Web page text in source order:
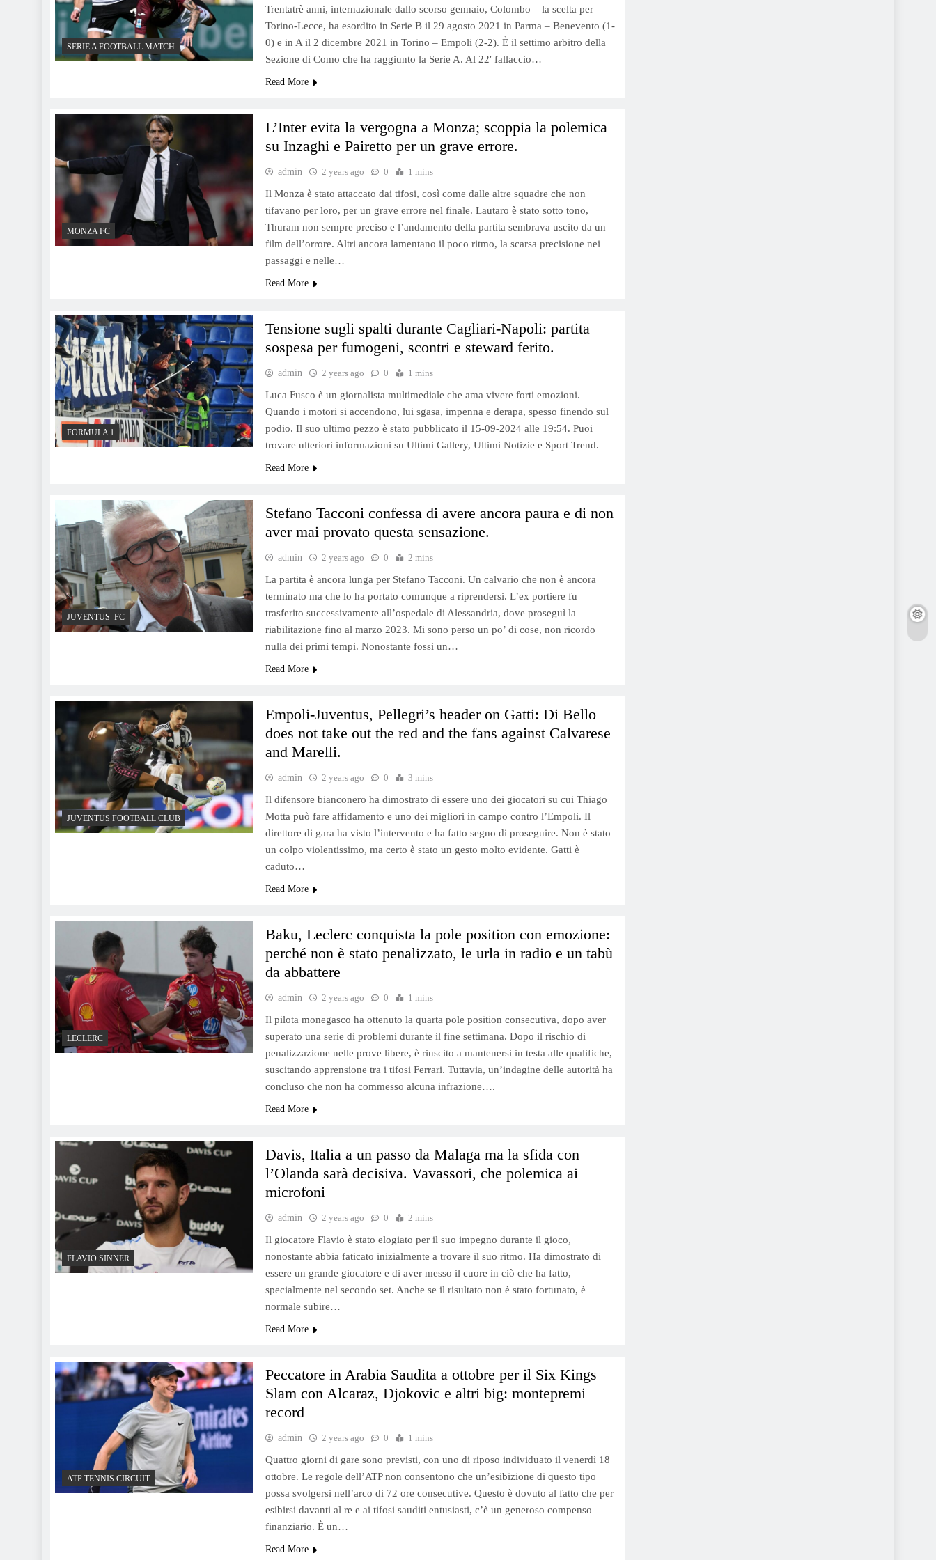
Milán-Roma, polémica en
Juventus: Giuntoli da un
ultimátum a Chiesa,
aumentan las cotizaciones de
Di Gregorio
ragioni dimissioni e traditori.
Sorteggio di Wimbledon:
Euro2024: Formazioni
ufficiali de Croacia e Italia,
Spalletti explica las
novedades en la alineación.
Sinner e Tamberi non
vincono, Jacobs delude. Per
Nielsen l’Italia resta la più
forte.
Il Passo del Mortirolo
Juventus, come cambierà
Thiago Motta con Nico,
Conceicao, Sancho e
Koopmeiners
en Instagram.
Juventus: Giuntoli da un
ultimátum a Chiesa,
aumentan las cotizaciones de
Di Gregorio
SERIE A FOOTBALL MATCH
Trentatrè anni, internazionale dallo scorso gennaio, Colombo – la scelta per
Torino-Lecce, ha esordito in Serie B il 29 agosto 2021 in Parma – Benevento (1-
0) e in A il 2 dicembre 2021 in Torino – Empoli (2-2). Ẻ il settimo arbitro della
Sezione di Como che ha raggiunto la Serie A. Al 22′ fallaccio…
Read More
MONZA FC
L’Inter evita la vergogna a Monza; scoppia la polemica
su Inzaghi e Pairetto per un grave errore.
admin 2 years ago 0 1 mins
Il Monza è stato attaccato dai tifosi, così come dalle altre squadre che non
tifavano per loro, per un grave errore nel finale. Lautaro è stato sotto tono,
Thuram non sempre preciso e l’andamento della partita sembrava uscito da un
film dell’orrore. Altri ancora lamentano il poco ritmo, la scarsa precisione nei
passaggi e nelle…
Read More
FORMULA 1
Tensione sugli spalti durante Cagliari-Napoli: partita
sospesa per fumogeni, scontri e steward ferito.
admin 2 years ago 0 1 mins
Luca Fusco è un giornalista multimediale che ama vivere forti emozioni.
Quando i motori si accendono, lui sgasa, impenna e derapa, spesso finendo sul
podio. Il suo ultimo pezzo è stato pubblicato il 15-09-2024 alle 19:54. Puoi
trovare ulteriori informazioni su Ultimi Gallery, Ultimi Notizie e Sport Trend.
Read More
JUVENTUS_FC
Stefano Tacconi confessa di avere ancora paura e di non
aver mai provato questa sensazione.
admin 2 years ago 0 2 mins
La partita è ancora lunga per Stefano Tacconi. Un calvario che non è ancora
terminato ma che lo ha portato comunque a riprendersi. L’ex portiere fu
trasferito successivamente all’ospedale di Alessandria, dove proseguì la
riabilitazione fino al marzo 2023. Mi sono perso un po’ di cose, non ricordo
nulla dei primi tempi. Nonostante fossi un…
Read More
JUVENTUS FOOTBALL CLUB
Empoli-Juventus, Pellegri’s header on Gatti: Di Bello
does not take out the red and the fans against Calvarese
and Marelli.
admin 2 years ago 0 3 mins
Il difensore bianconero ha dimostrato di essere uno dei giocatori su cui Thiago
Motta può fare affidamento e uno dei migliori in campo contro l’Empoli. Il
direttore di gara ha visto l’intervento e ha fatto segno di proseguire. Non è stato
un colpo violentissimo, ma certo è stato un gesto molto evidente. Gatti è
caduto…
Read More
LECLERC
Baku, Leclerc conquista la pole position con emozione:
perché non è stato penalizzato, le urla in radio e un tabù
da abbattere
admin 2 years ago 0 1 mins
Il pilota monegasco ha ottenuto la quarta pole position consecutiva, dopo aver
superato una serie di problemi durante il fine settimana. Dopo il rischio di
penalizzazione nelle prove libere, è riuscito a mantenersi in testa alle qualifiche,
suscitando apprensione tra i tifosi Ferrari. Tuttavia, un’indagine delle autorità ha
concluso che non ha commesso alcuna infrazione….
Read More
FLAVIO SINNER
Davis, Italia a un passo da Malaga ma la sfida con
l’Olanda sarà decisiva. Vavassori, che polemica ai
microfoni
admin 2 years ago 0 2 mins
Il giocatore Flavio è stato elogiato per il suo impegno durante il gioco,
nonostante abbia faticato inizialmente a trovare il suo ritmo. Ha dimostrato di
essere un grande giocatore e di aver messo il cuore in ciò che ha fatto,
specialmente nel secondo set. Anche se il risultato non è stato fortunato, è
normale subire…
Read More
ATP TENNIS CIRCUIT
Peccatore in Arabia Saudita a ottobre per il Six Kings
Slam con Alcaraz, Djokovic e altri big: montepremi
record
admin 2 years ago 0 1 mins
Quattro giorni di gare sono previsti, con uno di riposo individuato il venerdì 18
ottobre. Le regole dell’ATP non consentono che un’esibizione di questo tipo
possa svolgersi nell’arco di 72 ore consecutive. Questo è dovuto al fatto che per
esibirsi davanti al re e ai tifosi sauditi entusiasti, c’è un generoso compenso
finanziario. È un…
Read More